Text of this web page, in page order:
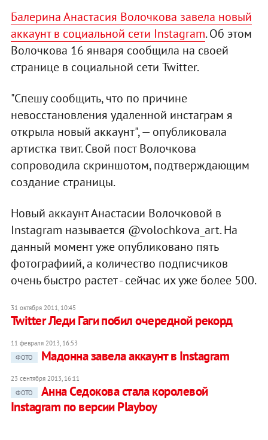
Балерина Анастасия Волочкова завела новый
аккаунт в социальной сети Instagram. Об этом
Волочкова 16 января сообщила на своей
странице в социальной сети Twitter.
"Спешу сообщить, что по причине
невосстановления удаленной инстаграм я
открыла новый аккаунт", — опубликовала
артистка твит. Свой пост Волочкова
сопроводила скриншотом, подтверждающим
создание страницы.
Новый аккаунт Анастасии Волочковой в
Instagram называется @volochkova_art. На
данный момент уже опубликовано пять
фотографиий, а количество подписчиков
очень быстро растет - сейчас их уже более 500.
31 октября 2011, 10:45
Twitter Леди Гаги побил очередной рекорд
11 февраля 2013, 16:53
ФОТО
Мадонна завела аккаунт в Instagram
23 сентября 2013, 16:11
ФОТО
Анна Седокова стала королевой
Instagram по версии Playboy